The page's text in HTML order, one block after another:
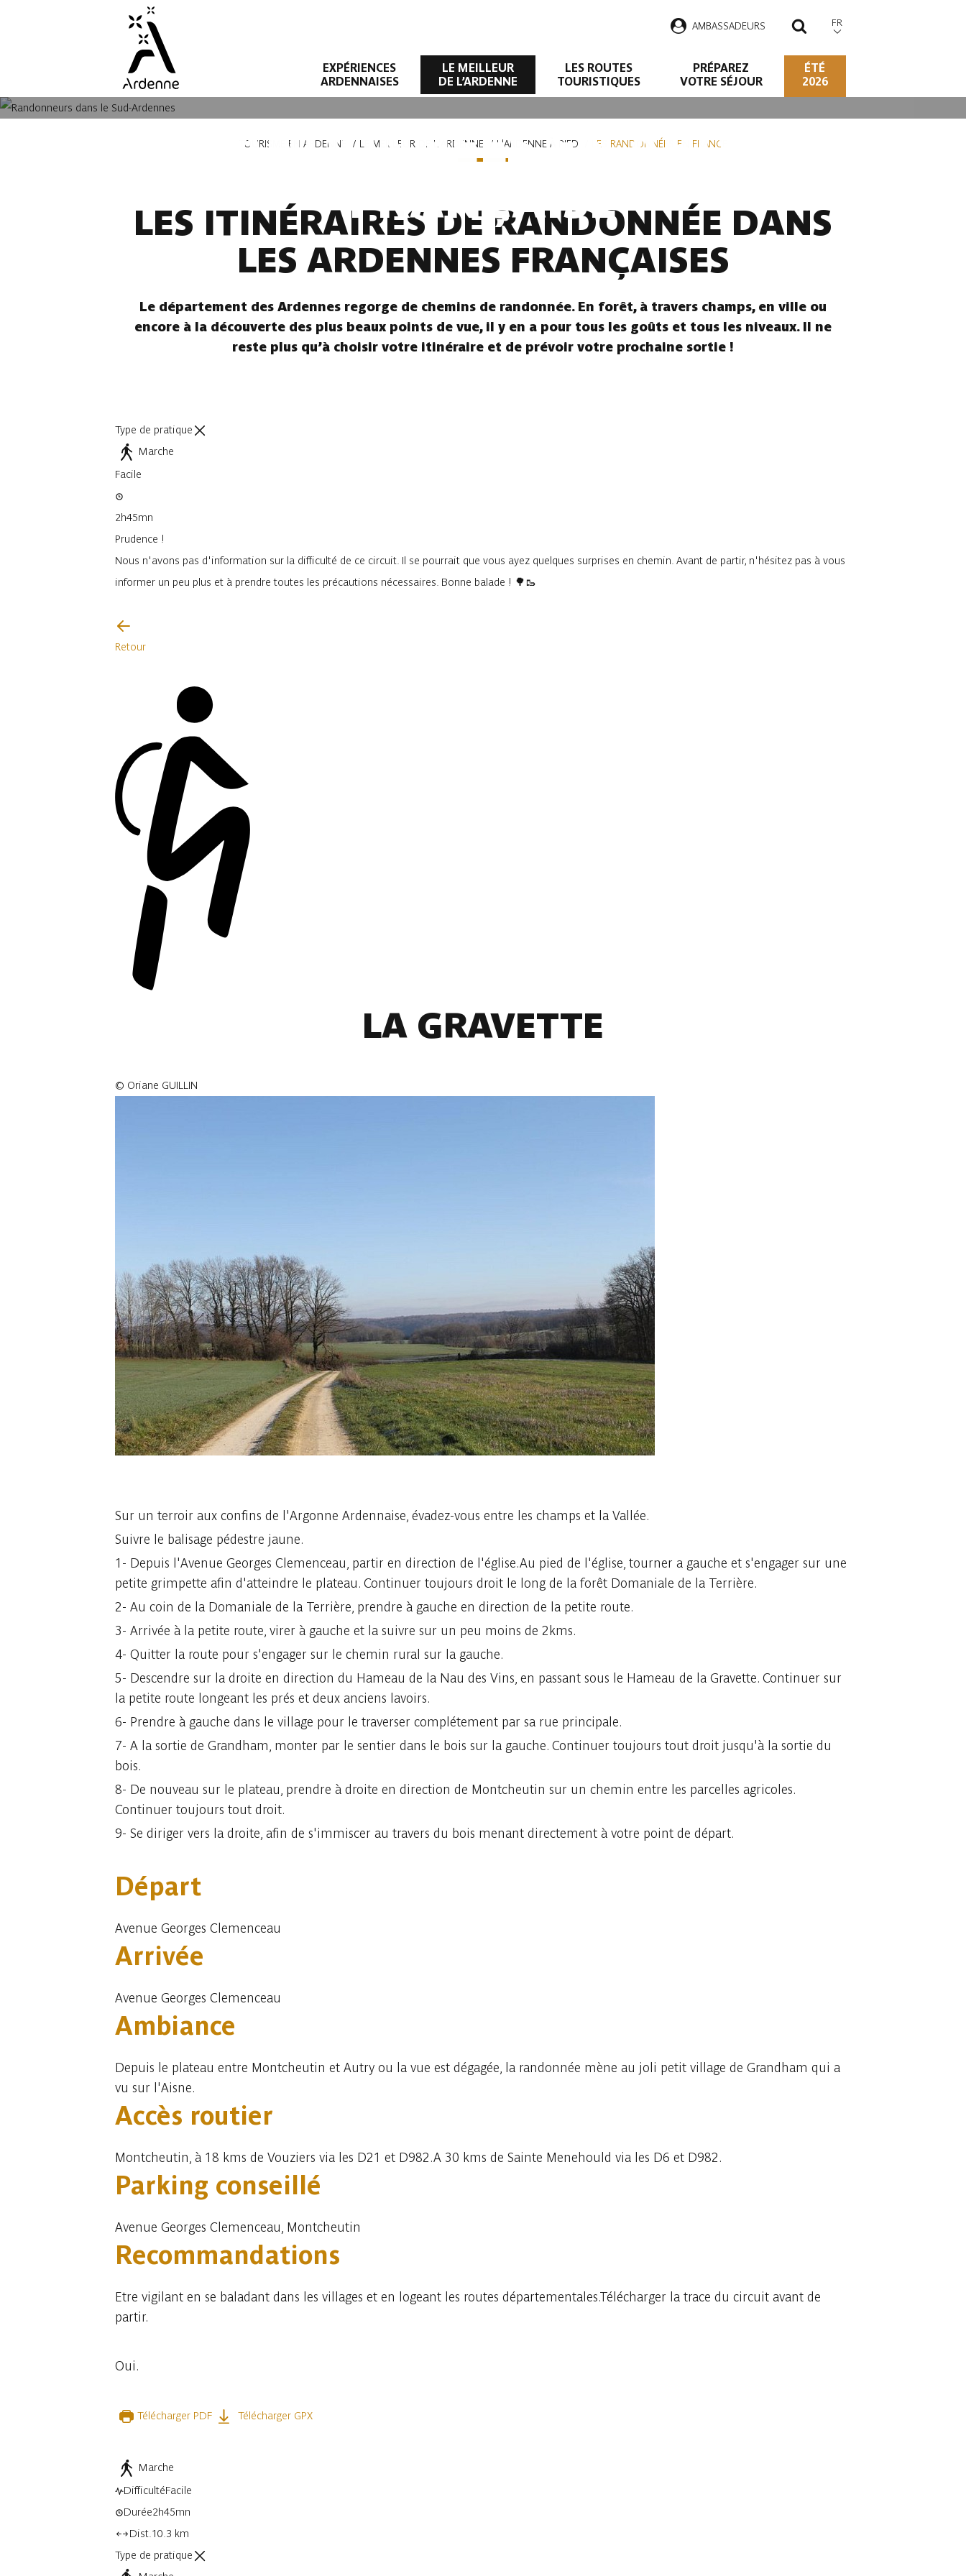
AMBASSADEURS RECHERCHER
FR
EXPÉRIENCES
ARDENNAISES
LE MEILLEUR
DE L’ARDENNE
LES ROUTES
TOURISTIQUES
PRÉPAREZ
VOTRE SÉJOUR
ÉTÉ
2026
LES RANDONNÉES EN ARDENNE
FRANÇAISE
TOURISME EN ARDENNE LE MEILLEUR DE L'ARDENNE L'ARDENNE À PIED LES RANDONNÉES EN FRANCE
LES ITINÉRAIRES DE RANDONNÉE DANS
LES ARDENNES FRANÇAISES
Le département des Ardennes regorge de chemins de randonnée. En forêt, à travers champs, en ville ou
encore à la découverte des plus beaux points de vue, il y en a pour tous les goûts et tous les niveaux. Il ne
reste plus qu’à choisir votre itinéraire et de prévoir votre prochaine sortie !
Type de pratique
Marche
Facile
2h45mn
Prudence !
Nous n'avons pas d'information sur la difficulté de ce circuit. Il se pourrait que vous ayez quelques surprises en chemin. Avant de partir, n'hésitez pas à vous
informer un peu plus et à prendre toutes les précautions nécessaires. Bonne balade ! 🌳🥾
Retour
LA GRAVETTE
© Oriane GUILLIN
Sur un terroir aux confins de l'Argonne Ardennaise, évadez-vous entre les champs et la Vallée.
Suivre le balisage pédestre jaune.
1- Depuis l'Avenue Georges Clemenceau, partir en direction de l'église.Au pied de l'église, tourner a gauche et s'engager sur une
petite grimpette afin d'atteindre le plateau. Continuer toujours droit le long de la forêt Domaniale de la Terrière.
2- Au coin de la Domaniale de la Terrière, prendre à gauche en direction de la petite route.
3- Arrivée à la petite route, virer à gauche et la suivre sur un peu moins de 2kms.
4- Quitter la route pour s'engager sur le chemin rural sur la gauche.
5- Descendre sur la droite en direction du Hameau de la Nau des Vins, en passant sous le Hameau de la Gravette. Continuer sur
la petite route longeant les prés et deux anciens lavoirs.
6- Prendre à gauche dans le village pour le traverser complétement par sa rue principale.
7- A la sortie de Grandham, monter par le sentier dans le bois sur la gauche. Continuer toujours tout droit jusqu'à la sortie du
bois.
8- De nouveau sur le plateau, prendre à droite en direction de Montcheutin sur un chemin entre les parcelles agricoles.
Continuer toujours tout droit.
9- Se diriger vers la droite, afin de s'immiscer au travers du bois menant directement à votre point de départ.
Départ
Avenue Georges Clemenceau
Arrivée
Avenue Georges Clemenceau
Ambiance
Depuis le plateau entre Montcheutin et Autry ou la vue est dégagée, la randonnée mène au joli petit village de Grandham qui a
vu sur l'Aisne.
Accès routier
Montcheutin, à 18 kms de Vouziers via les D21 et D982.A 30 kms de Sainte Menehould via les D6 et D982.
Parking conseillé
Avenue Georges Clemenceau, Montcheutin
Recommandations
Etre vigilant en se baladant dans les villages et en logeant les routes départementales.Télécharger la trace du circuit avant de
partir.
Oui.
Télécharger PDF Télécharger GPX
Marche
DifficultéFacile
Durée2h45mn
Dist.10.3 km
Type de pratique